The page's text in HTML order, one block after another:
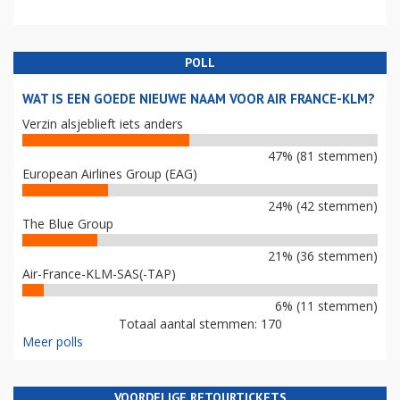
POLL
WAT IS EEN GOEDE NIEUWE NAAM VOOR AIR FRANCE-KLM?
Verzin alsjeblieft iets anders
47% (81 stemmen)
European Airlines Group (EAG)
24% (42 stemmen)
The Blue Group
21% (36 stemmen)
Air-France-KLM-SAS(-TAP)
6% (11 stemmen)
Totaal aantal stemmen: 170
Meer polls